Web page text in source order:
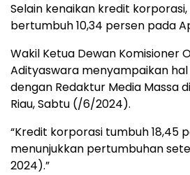
Selain kenaikan kredit
bertumbuh 10,34 persen pada
Wakil Ketua Dewan Komisioner
Adityaswara menyampaikan hal
dengan Redaktur Media Massa
Riau, Sabtu (/6/2024).
“Kredit korporasi tumbuh 18,45
menunjukkan pertumbuhan
2024).”